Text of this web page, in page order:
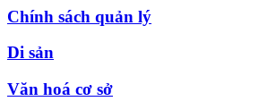
Chính sách quản lý
Di sản
Văn hoá cơ sở